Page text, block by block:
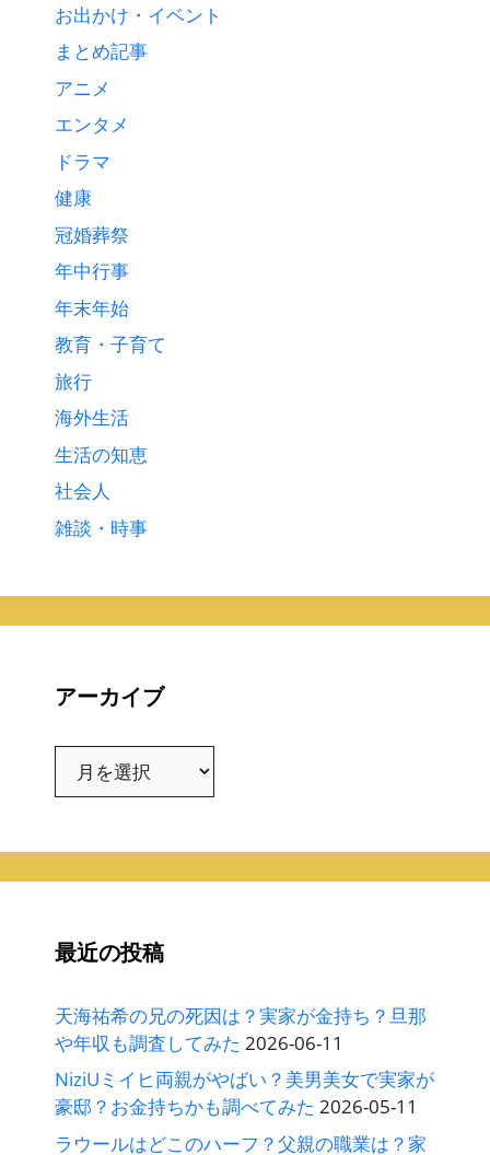
お出かけ・イベント
まとめ記事
アニメ
エンタメ
ドラマ
健康
冠婚葬祭
年中行事
年末年始
教育・子育て
旅行
海外生活
生活の知恵
社会人
雑談・時事
アーカイブ
最近の投稿
天海祐希の兄の死因は？実家が金持ち？旦那
や年収も調査してみた 2026-06-11
NiziUミイヒ両親がやばい？美男美女で実家が
豪邸？お金持ちかも調べてみた 2026-05-11
ラウールはどこのハーフ？父親の職業は？家